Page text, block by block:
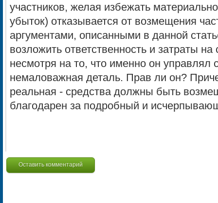
участников, желая избежать
убыток) отказывается от возмещения
аргументами, описанными в данной
возложить ответственность и затраты
несмотря на то, что именно он управлял
немаловажная деталь. Прав ли он?
реальная - средства должны быть
благодарен за подробный и
Оставить комментарий